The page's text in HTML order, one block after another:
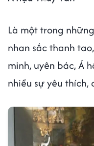
Là một trong
nhan sắc thanh
minh, uyên bác, Á
nhiều sự yêu